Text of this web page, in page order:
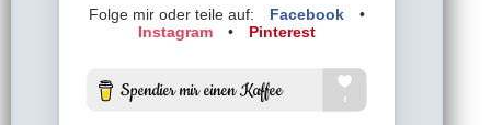
Folge mir oder teile auf: Facebook
•
Instagram
• Pinterest